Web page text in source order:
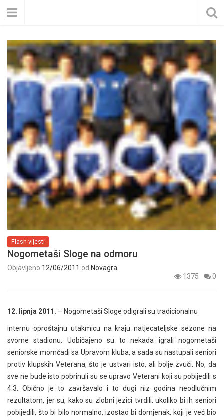
Flash vijesti
Nogometaši Sloge na odmoru
Objavljeno 12/06/2011 od Novagra
1375
0
12. lipnja 2011. – Nogometaši Sloge odigrali su tradicionalnu
internu oproštajnu utakmicu na kraju natjecateljske sezone na
svome stadionu. Uobičajeno su to nekada igrali nogometaši
seniorske momčadi sa Upravom kluba, a sada su nastupali seniori
protiv klupskih Veterana, što je ustvari isto, ali bolje zvuči. No, da
sve ne bude isto pobrinuli su se upravo Veterani koji su pobijedili s
4:3. Obično je to završavalo i to dugi niz godina neodlučnim
rezultatom, jer su, kako su zlobni jezici tvrdili: ukoliko bi ih seniori
pobijedili, što bi bilo normalno, izostao bi domjenak, koji je već bio